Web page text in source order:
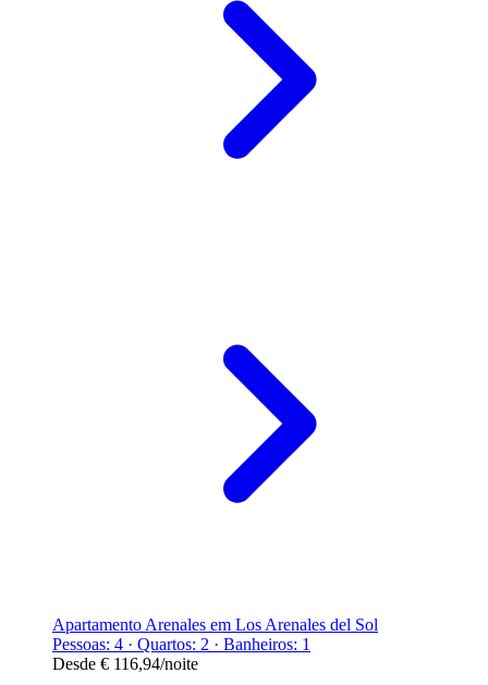
Apartamento Arenales em Los Arenales del Sol
Pessoas: 4 · Quartos: 2 · Banheiros: 1
Desde € 116,94/noite